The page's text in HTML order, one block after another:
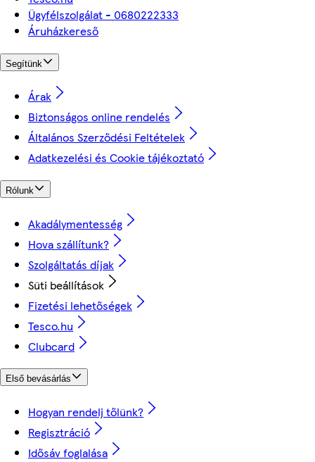
Ügyfélszolgálat - 0680222333
Áruházkereső
Segítünk
Árak
Biztonságos online rendelés
Általános Szerződési Feltételek
Adatkezelési és Cookie tájékoztató
Rólunk
Akadálymentesség
Hova szállítunk?
Szolgáltatás díjak
Süti beállítások
Fizetési lehetőségek
Tesco.hu
Clubcard
Első bevásárlás
Hogyan rendelj tőlünk?
Regisztráció
Idősáv foglalása